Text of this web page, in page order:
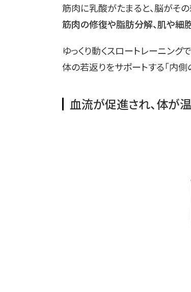
筋肉に乳酸がたまると、脳がその
筋肉の修復や脂肪分解、肌や細
ゆっくり動くスロートレーニング
体の若返りをサポートする「内側
血流が促進され、体が